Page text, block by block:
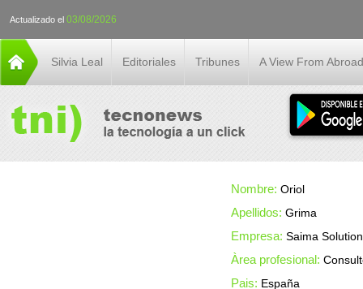
Actualizado el 03/08/2026
Silvia Leal Editoriales Tribunes A View From Abroad
Nombre:Oriol
Apellidos:Grima
Empresa:Saima
Àrea profesional:
Pais: España